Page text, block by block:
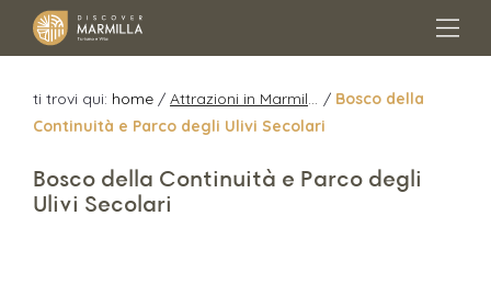
ti trovi qui: home / / Bosco della
Continuità e Parco degli Ulivi Secolari
Bosco della Continuità e Parco degli
Ulivi Secolari